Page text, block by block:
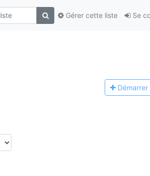
Se
Gérer cette liste
Démarrer